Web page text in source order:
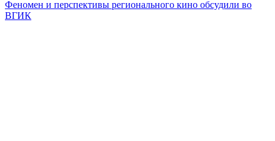
Феномен и перспективы регионального кино обсудили во
ВГИК